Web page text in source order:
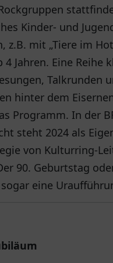
Kinder- und
z.B. mit „Tiere im
Jahren. Eine Reihe
Talkrunden
hinter dem
Programm. In der
steht 2024 als
von Kulturring-
90. Geburtstag
eine